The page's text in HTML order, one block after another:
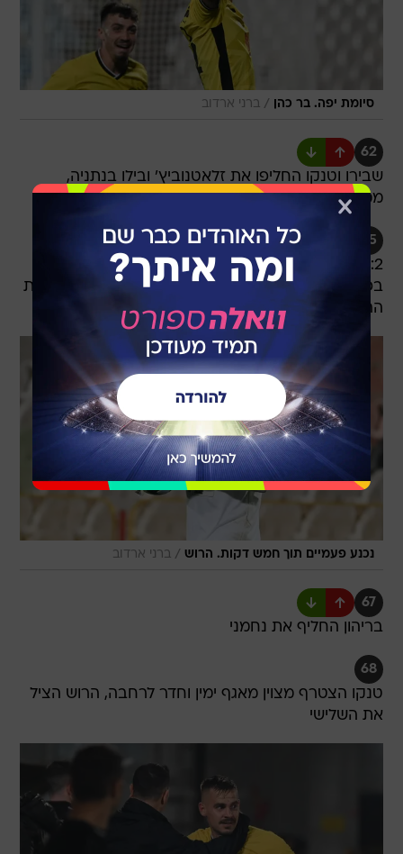
סיומת יפה. בר כהן / ברני ארדוב
62
שבירו וטנקו החליפו את זלאטנוביץ' ובילו בנתניה,
ממאטה את סבן באשדוד
65
0:2 לנתניה! פלקושצ'נקו נבלם בפעם הראשונה, אך
בפעם השנייה הבעיטה שלו מקצה הרחבה הפתיעה את
הרוש, שנותר קפוא, וחדרה פנימה
נכנע פעמיים תוך חמש דקות. הרוש / ברני ארדוב
67
בריהון החליף את נחמני
68
טנקו הצטרף מצוין מאגף ימין וחדר לרחבה, הרוש הציל
את השלישי